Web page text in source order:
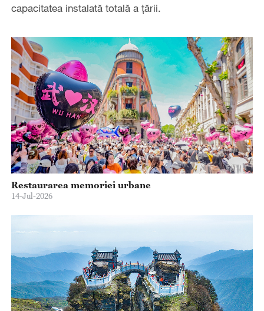
capacitatea instalată totală a țării.
Restaurarea memoriei urbane
14-Jul-2026